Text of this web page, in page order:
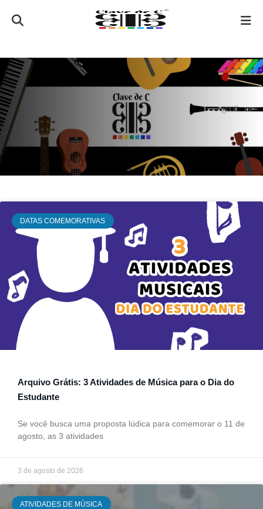
DATAS COMEMORATIVAS
Arquivo Grátis: 3 Atividades de Música para o Dia do
Estudante
Se você busca uma proposta lúdica para comemorar o 11 de
agosto, as 3 atividades
3 de agosto de 2026
ATIVIDADES DE MÚSICA